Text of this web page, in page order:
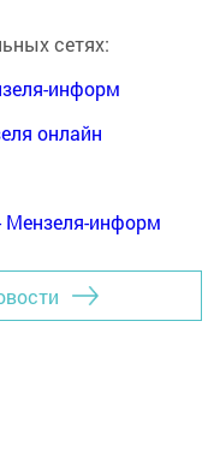
сетях:
информ
онлайн
Мензеля-информ